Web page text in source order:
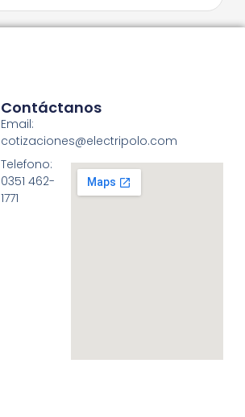
Contáctanos
Email:
cotizaciones@electripolo.com
Telefono:
0351 462-
1771